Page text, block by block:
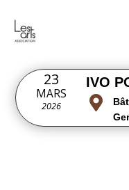
23
MARS
2026
IVO
